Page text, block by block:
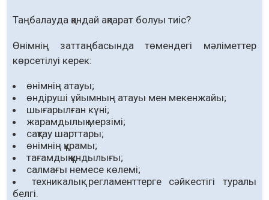
Таңбалауда қандай ақпарат болуы тиіс?
Өнімнің заттаңбасында төмендегі мәліметтер
көрсетілуі керек:
өнімнің атауы;
өндіруші ұйымның атауы мен мекенжайы;
шығарылған күні;
жарамдылық мерзімі;
сақтау шарттары;
өнімнің құрамы;
тағамдық құндылығы;
салмағы немесе көлемі;
техникалық регламенттерге сәйкестігі туралы
белгі.